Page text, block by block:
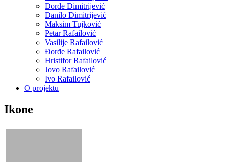
Đorđe Dimitrijević
Danilo Dimitrijević
Maksim Tujković
Petar Rafailović
Vasilije Rafailović
Đorđe Rafailović
Hristifor Rafailović
Jovo Rafailović
Ivo Rafailović
O projektu
Ikone